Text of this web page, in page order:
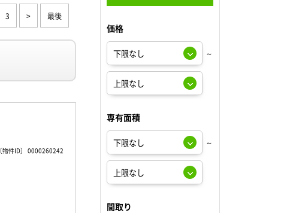
3 > 最後
〔物件ID〕 0000260242
価格
～
専有面積
～
間取り